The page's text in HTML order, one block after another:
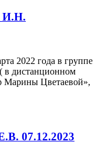
И.Н.
2022 года в группе
в дистанционном
Марины Цветаевой»,
07.12.2023